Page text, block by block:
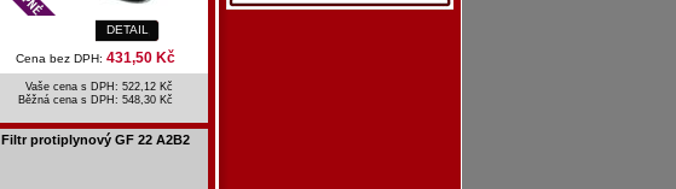
DETAIL
Cena bez DPH: 431,50 Kč
Vaše cena s DPH: 522,12 Kč
Běžná cena s DPH: 548,30 Kč
Filtr protiplynový GF 22 A2B2